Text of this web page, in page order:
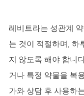
레비트라는 성관계
는 것이 적절하며, 하
지 않도록 해야 합니
거나 특정 약물을 복
가와 상담 후 사용하